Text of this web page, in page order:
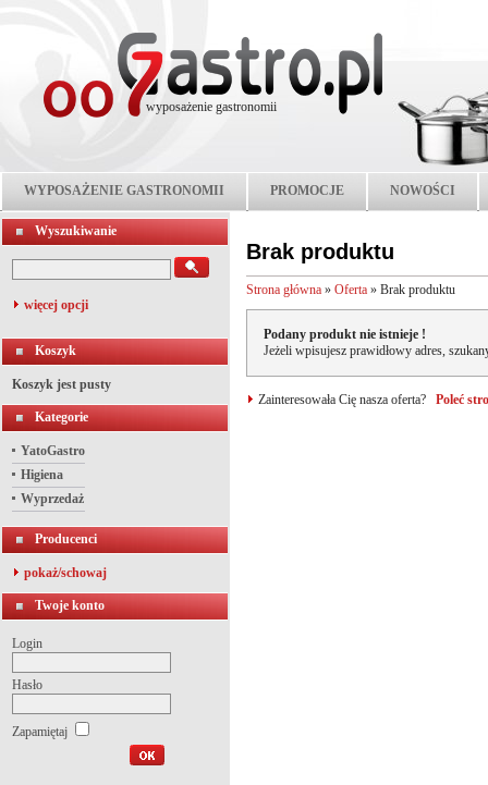
wyposażenie gastronomii
WYPOSAŻENIE GASTRONOMII PROMOCJE NOWOŚCI
Wyszukiwanie
więcej opcji
Koszyk
Koszyk jest pusty
Kategorie
YatoGastro
Higiena
Wyprzedaż
Producenci
pokaż/schowaj
Twoje konto
Login
Hasło
Zapamiętaj
Brak produktu
Strona główna » Oferta » Brak produktu
Podany produkt nie istnieje !
Jeżeli wpisujesz prawidłowy adres,
Zainteresowała Cię nasza oferta? Poleć